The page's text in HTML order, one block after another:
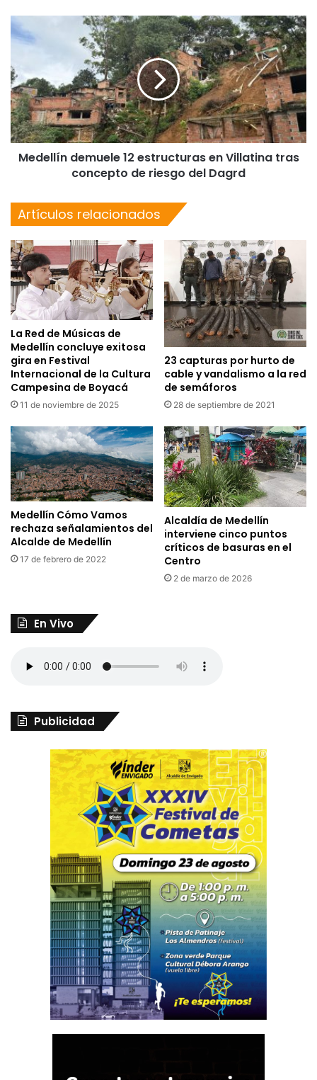
Medellín demuele 12 estructuras en Villatina tras
concepto de riesgo del Dagrd
Artículos relacionados
La Red de Músicas de
Medellín concluye exitosa
gira en Festival
Internacional de la Cultura
Campesina de Boyacá
11 de noviembre de 2025
23 capturas por hurto de
cable y vandalismo a la red
de semáforos
28 de septiembre de 2021
Medellín Cómo Vamos
rechaza señalamientos del
Alcalde de Medellín
17 de febrero de 2022
Alcaldía de Medellín
interviene cinco puntos
críticos de basuras en el
Centro
2 de marzo de 2026
En Vivo
Publicidad